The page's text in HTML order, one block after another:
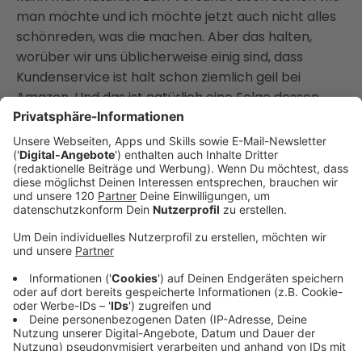
man möchte und ich möchte jetzt auch nicht alles
schönreden, was die machen. Aber das halten,
worüber wir uns üblicherweise einig sind, dass
Kundenservice ist halt schon ziemlich geil bei
Amazon. Und das ist natürlich eine Folge dessen,
dass immer an diesen Regeln und an dieser
festgelegten Regel, dass man eben Kunden
Begeisterung auslösen möchte, sich orientiert h
at. Wer schon mal in einer Telefon Schleife bei
anderen Anbietern gehangen ist oder ich habe
gerade viel Spaß mit einem Hotel in Bayern, der in
eine Therme angeschlossen sind, die zwar viel Geld
nehmen, aber relativ wenig Leistung dafür bieten.
Ja, der hat mit Kunden Begeisterung nicht ganz so
viel an sich. Das aber gut, lassen wir das, sonst
verhaspelt ich mich hier. Capos ist auch so eine
Geschichte. Die verkaufen Schuhe und eine derart